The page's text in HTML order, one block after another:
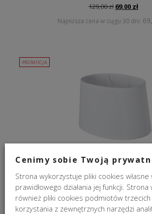
129,00zł Pierwotna
wynosiła:
69,00 zł
Najniższa cena w ciągu 30 dni:
PROMOCJA
Abażur Chic Ecru Oval
129,00złPierwotna
cena
wynosiła:
129,00 zł.
69,00zł
Najniższa cena w ciągu 30 dni:
Cenimy sobie Twoją
Strona wykorzystuje pliki cookies własne
prawidłowego działania jej funkcji.
również pliki cookies podmiotów trzecich
korzystania z zewnętrznych narzędzi